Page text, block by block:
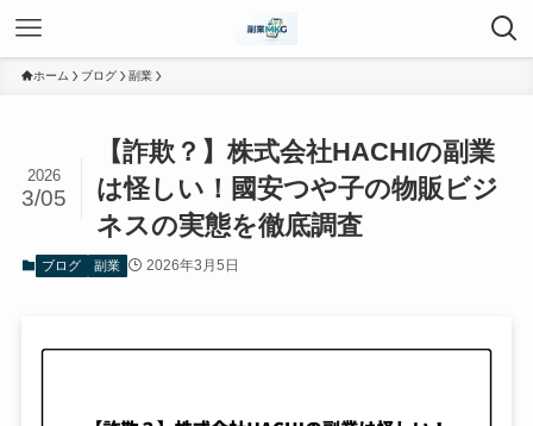
ホーム ブログ 副業
【詐欺？】株式会社HACHIの副業
は怪しい！國安つや子の物販ビジ
ネスの実態を徹底調査
2026
3/05
ブログ 副業 2026年3月5日